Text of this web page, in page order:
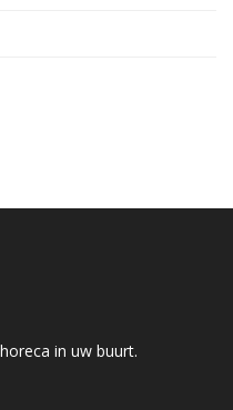
in uw buurt.